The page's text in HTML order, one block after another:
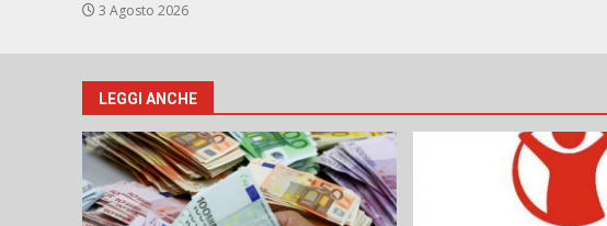
3 Agosto 2026
LEGGI ANCHE